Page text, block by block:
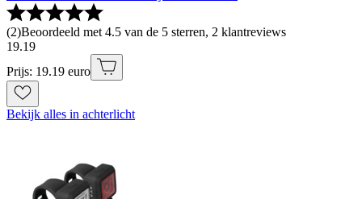
(2)Beoordeeld met 4.5 van de 5 sterren, 2 klantreviews
19.19
Prijs: 19.19 euro
Bekijk alles in achterlicht